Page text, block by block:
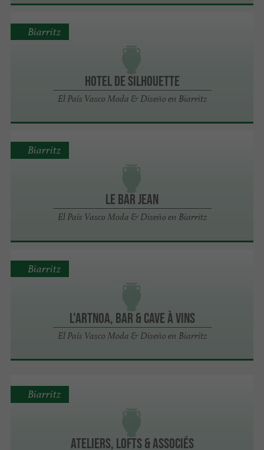
Hotel de Silhouette
El País Vasco Moda & Diseño en Biarritz
Biarritz
Le Bar Jean
El País Vasco Moda & Diseño en Biarritz
Biarritz
L'Artnoa, Bar & Cave à vins
El País Vasco Moda & Diseño en Biarritz
Biarritz
Ateliers, Lofts & Associés
Biarritz